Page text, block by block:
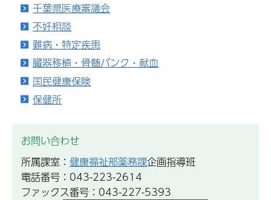
千葉県医療審議会
不妊相談
難病・特定疾患
臓器移植・骨髄バンク・献血
国民健康保険
保健所
お問い合わせ
所属課室： 健康福祉部薬務課企画指導班
電話番号：043-223-2614
ファックス番号：043-227-5393